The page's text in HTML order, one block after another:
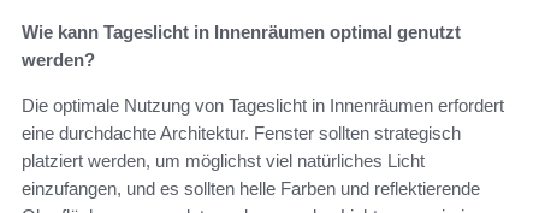
Wie kann Tageslicht in Innenräumen optimal genutzt
werden?
Die optimale Nutzung von Tageslicht in Innenräumen erfordert
eine durchdachte Architektur. Fenster sollten strategisch
platziert werden, um möglichst viel natürliches Licht
einzufangen, und es sollten helle Farben und reflektierende